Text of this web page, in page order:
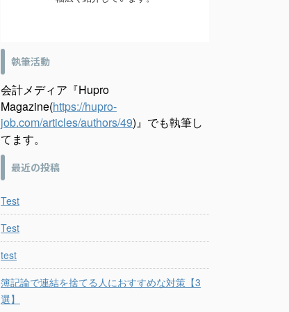
執筆活動
会計メディア『Hupro
Magazine(https://hupro-
job.com/articles/authors/49)』でも執筆し
てます。
最近の投稿
Test
Test
test
簿記論で連結を捨てる人におすすめな対策【3
選】